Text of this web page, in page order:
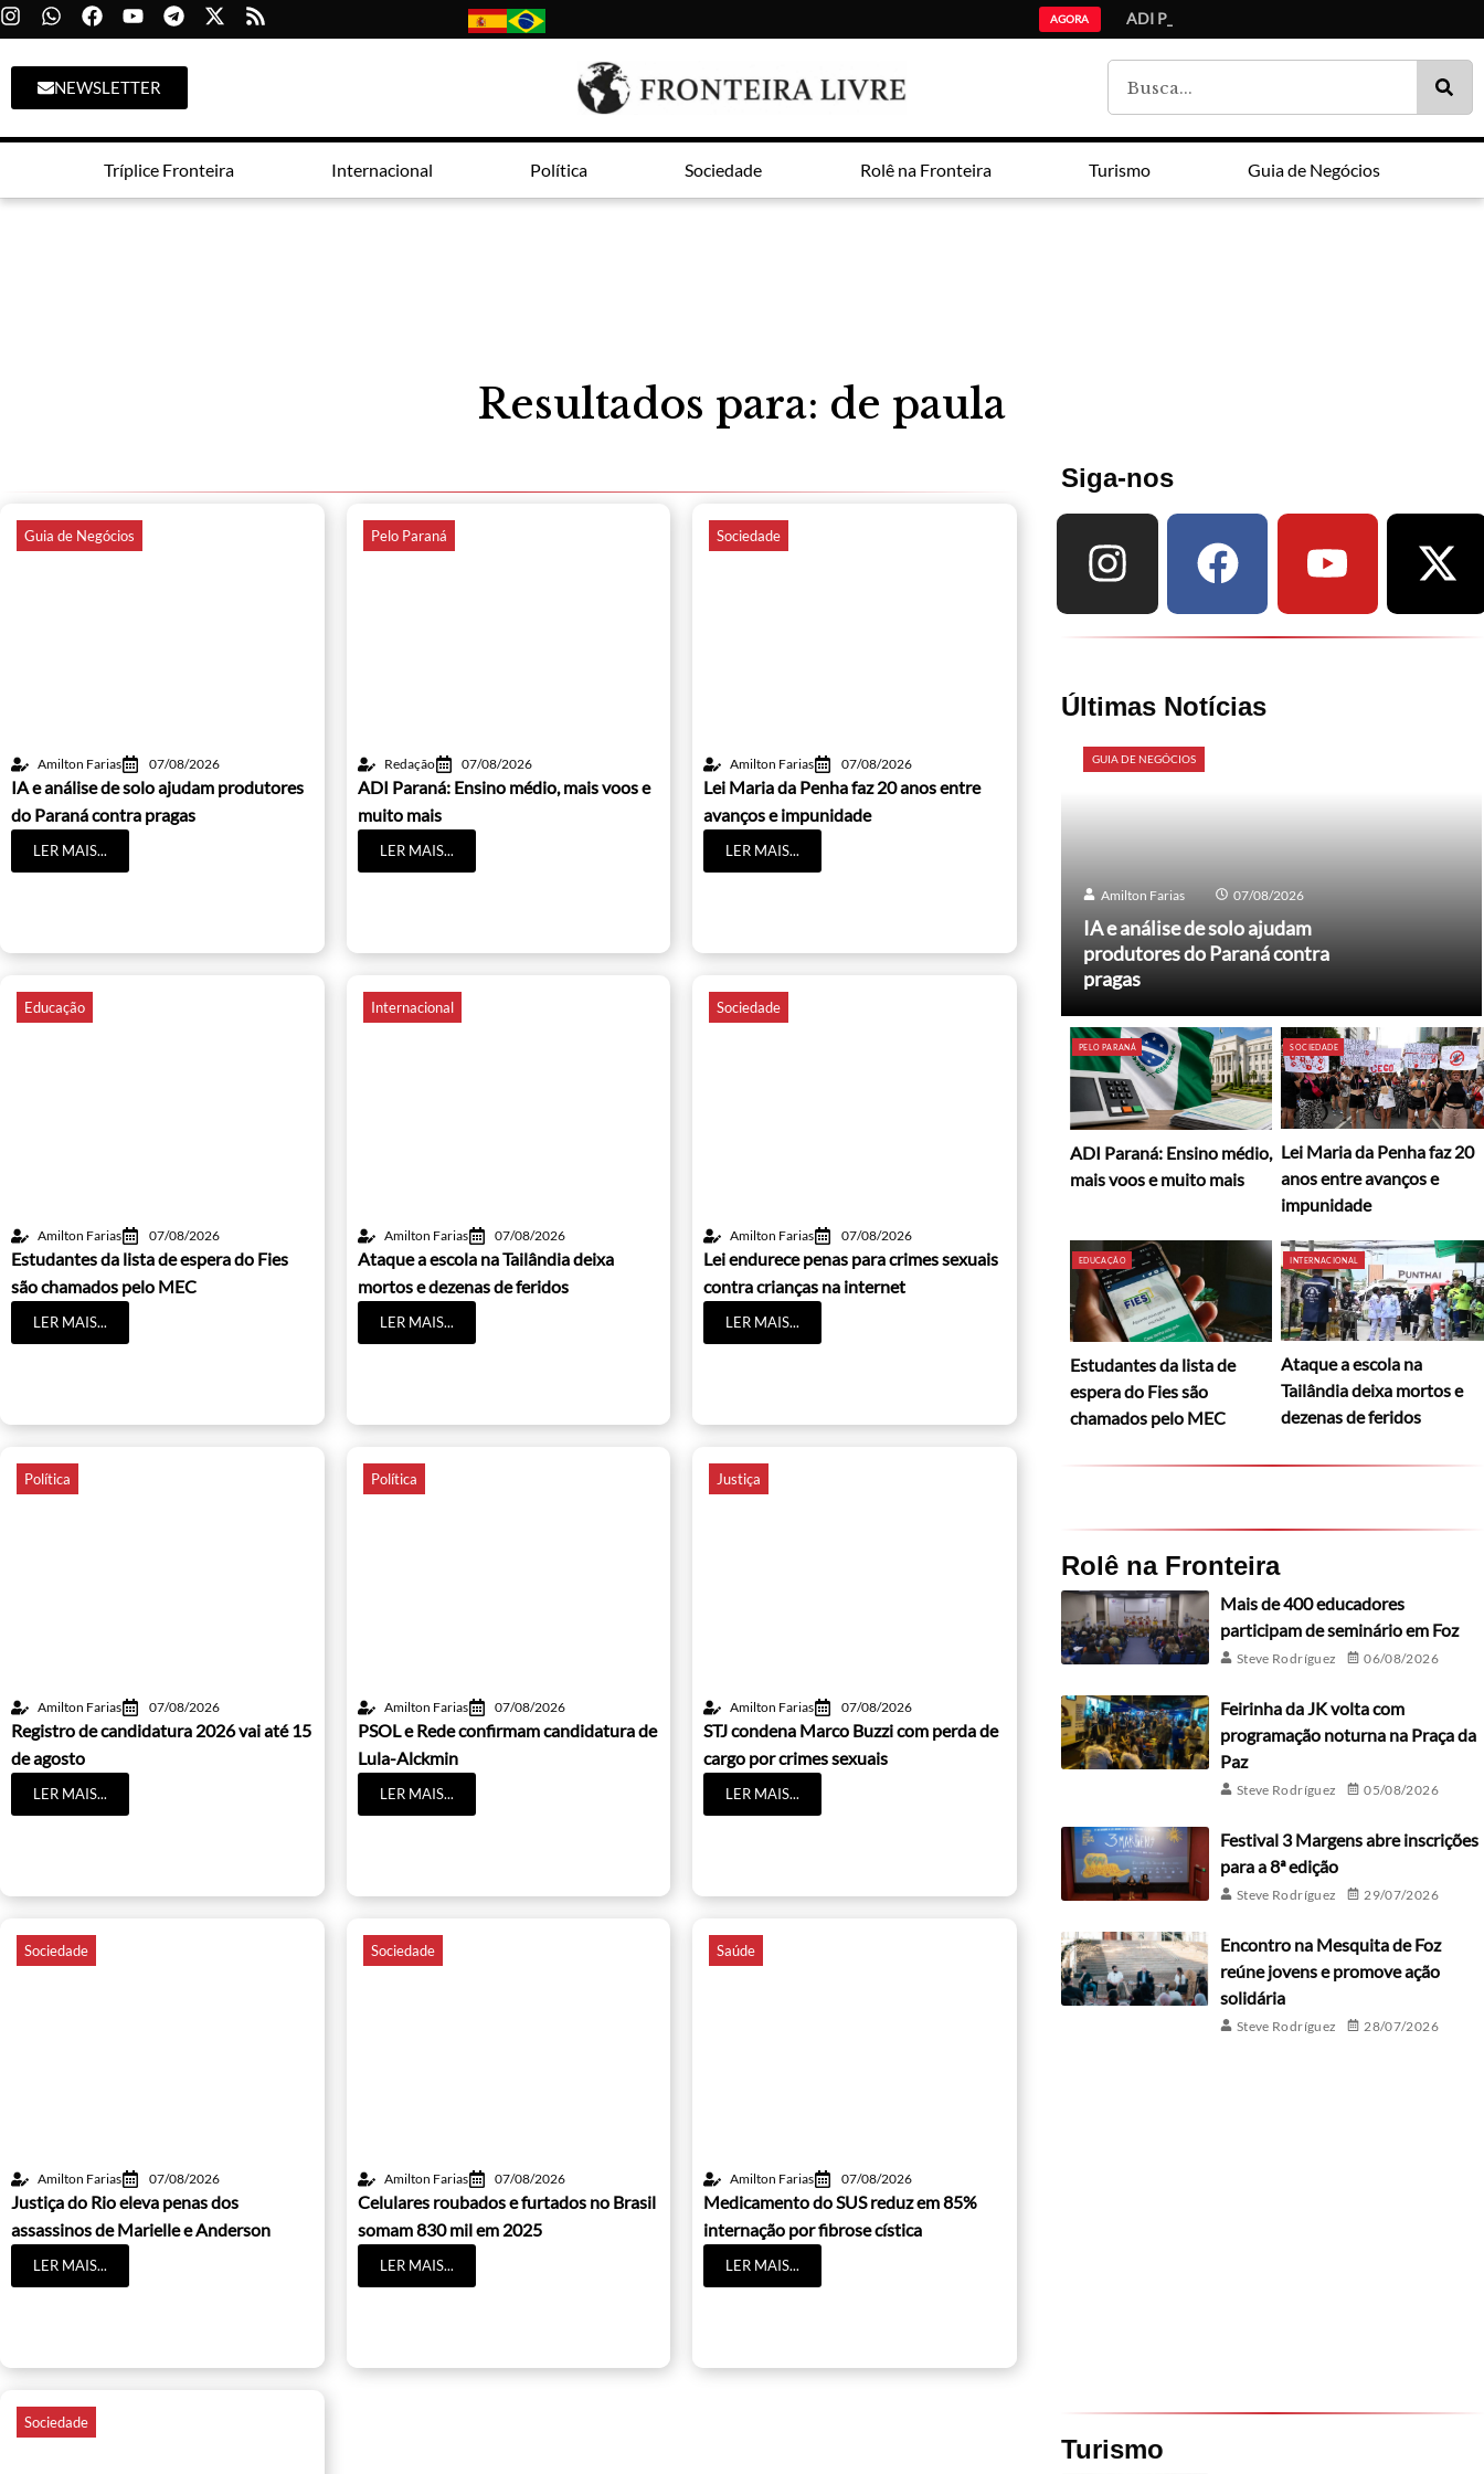
AGORA ADI Paraná: Ensino médio,
NEWSLETTER
Tríplice Fronteira Internacional Política Sociedade Rolê na Fronteira Turismo Guia de Negócios
Resultados para: de paula
Guia de Negócios
Amilton Farias 07/08/2026
IA e análise de solo ajudam produtores
do Paraná contra pragas
LER MAIS...
Pelo Paraná
Redação 07/08/2026
ADI Paraná: Ensino médio, mais voos e
muito mais
LER MAIS...
Sociedade
Amilton Farias 07/08/2026
Lei Maria da Penha faz 20 anos entre
avanços e impunidade
LER MAIS...
Educação
Amilton Farias 07/08/2026
Estudantes da lista de espera do Fies
são chamados pelo MEC
LER MAIS...
Internacional
Amilton Farias 07/08/2026
Ataque a escola na Tailândia deixa
mortos e dezenas de feridos
LER MAIS...
Sociedade
Amilton Farias 07/08/2026
Lei endurece penas para crimes sexuais
contra crianças na internet
LER MAIS...
Política
Amilton Farias 07/08/2026
Registro de candidatura 2026 vai até 15
de agosto
LER MAIS...
Política
Amilton Farias 07/08/2026
PSOL e Rede confirmam candidatura de
Lula-Alckmin
LER MAIS...
Justiça
Amilton Farias 07/08/2026
STJ condena Marco Buzzi com perda de
cargo por crimes sexuais
LER MAIS...
Sociedade
Amilton Farias 07/08/2026
Justiça do Rio eleva penas dos
assassinos de Marielle e Anderson
LER MAIS...
Sociedade
Amilton Farias 07/08/2026
Celulares roubados e furtados no Brasil
somam 830 mil em 2025
LER MAIS...
Saúde
Amilton Farias 07/08/2026
Medicamento do SUS reduz em 85%
internação por fibrose cística
LER MAIS...
Sociedade
Siga-nos
Últimas Notícias
GUIA DE NEGÓCIOS
Amilton Farias 07/08/2026
IA e análise de solo ajudam
produtores do Paraná contra
pragas
PELO PARANÁ
ADI Paraná: Ensino médio,
mais voos e muito mais
SOCIEDADE
Lei Maria da Penha faz 20
anos entre avanços e
impunidade
EDUCAÇÃO
Estudantes da lista de
espera do Fies são
chamados pelo MEC
INTERNACIONAL
Ataque a escola na
Tailândia deixa mortos e
dezenas de feridos
Rolê na Fronteira
Mais de 400 educadores
participam de seminário em Foz
Steve Rodríguez 06/08/2026
Feirinha da JK volta com
programação noturna na Praça da
Paz
Steve Rodríguez 05/08/2026
Festival 3 Margens abre inscrições
para a 8ª edição
Steve Rodríguez 29/07/2026
Encontro na Mesquita de Foz
reúne jovens e promove ação
solidária
Steve Rodríguez 28/07/2026
Turismo